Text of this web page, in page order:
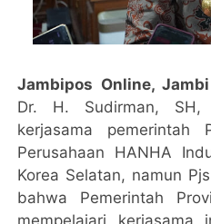
Jambipos Online,
Dr. H. Sudirman, SH,
kerjasama pemerintah
Perusahaan HANHA
Korea Selatan, namun
bahwa Pemerintah
mempelajari